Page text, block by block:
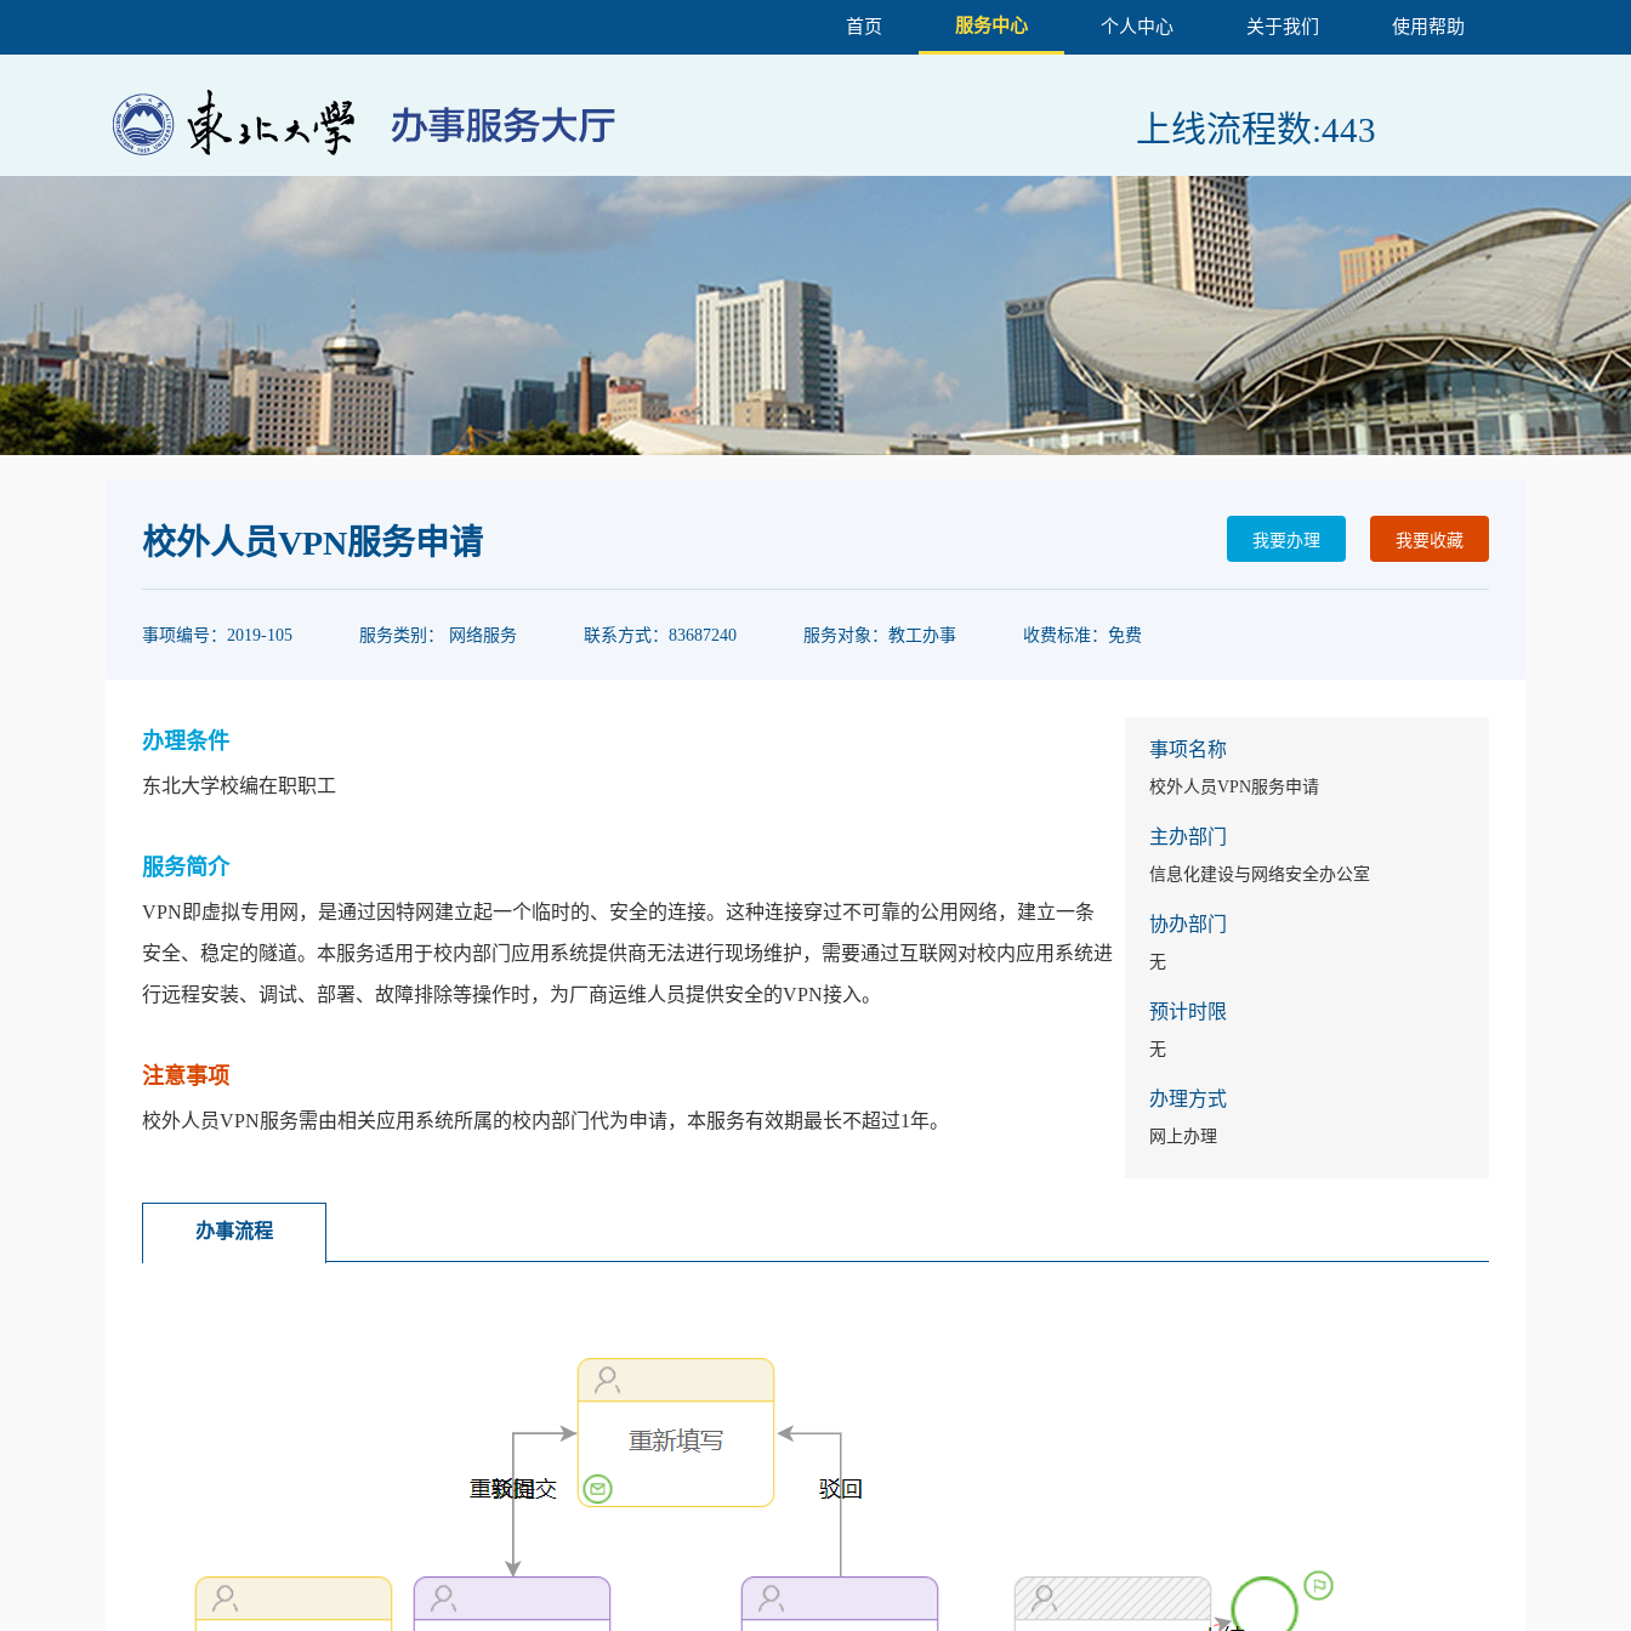
首页 服务中心 个人中心 关于我们 使用帮助
上线流程数:443
校外人员VPN服务申请
事项编号：2019-105 服务类别： 网络服务 联系方式：83687240 服务对象：教工办事 收费标准：免费
办理条件
东北大学校编在职职工
服务简介
VPN即虚拟专用网，是通过因特网建立起一个临时的、安全的连接。这种连接穿过不可靠的公用网络，建立一条
安全、稳定的隧道。本服务适用于校内部门应用系统提供商无法进行现场维护，需要通过互联网对校内应用系统进
行远程安装、调试、部署、故障排除等操作时，为厂商运维人员提供安全的VPN接入。
注意事项
校外人员VPN服务需由相关应用系统所属的校内部门代为申请，本服务有效期最长不超过1年。
事项名称
校外人员VPN服务申请
主办部门
信息化建设与网络安全办公室
协办部门
无
预计时限
无
办理方式
网上办理
办事流程